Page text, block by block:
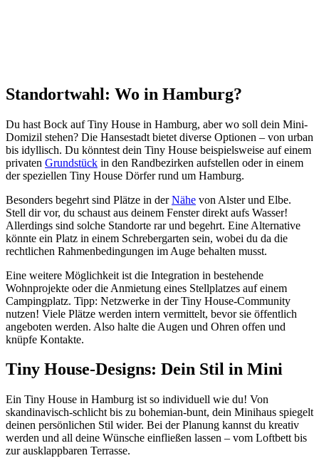
Standortwahl: Wo in Hamburg?
Du hast Bock auf Tiny House in Hamburg, aber wo soll dein Mini-
Domizil stehen? Die Hansestadt bietet diverse Optionen – von urban
bis idyllisch. Du könntest dein Tiny House beispielsweise auf einem
privaten Grundstück in den Randbezirken aufstellen oder in einem
der speziellen Tiny House Dörfer rund um Hamburg.
Besonders begehrt sind Plätze in derNähe von Alster und Elbe.
Stell dir vor, du schaust aus deinem Fenster direkt aufs Wasser!
Allerdings sind solche Standorte rar und begehrt. Eine Alternative
könnte ein Platz in einem Schrebergarten sein, wobei du da die
rechtlichen Rahmenbedingungen im Auge behalten musst.
Eine weitere Möglichkeit ist die Integration in bestehende
Wohnprojekte oder die Anmietung eines Stellplatzes auf einem
Campingplatz. Tipp: Netzwerke in der Tiny House-Community
nutzen! Viele Plätze werden intern vermittelt, bevor sie öffentlich
angeboten werden. Also halte die Augen und Ohren offen und
knüpfe Kontakte.
Tiny House-Designs: Dein Stil in Mini
Ein Tiny House in Hamburg ist so individuell wie du! Von
skandinavisch-schlicht bis zu bohemian-bunt, dein Minihaus spiegelt
deinen persönlichen Stil wider. Bei der Planung kannst du kreativ
werden und all deine Wünsche einfließen lassen – vom Loftbett bis
zur ausklappbaren Terrasse.